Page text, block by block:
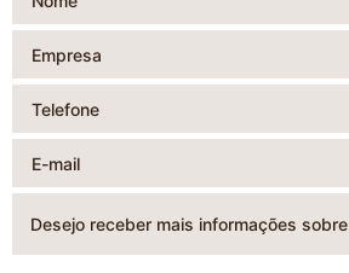
Desejo receber mais informações sobre